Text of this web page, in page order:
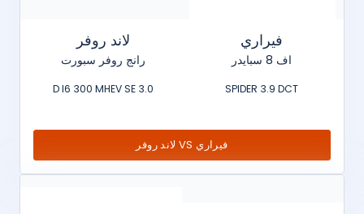
فيراري
اف 8 سبايدر
SPIDER 3.9 DCT
لاند روفر
رانج روفر سبورت
3.0 D I6 300 MHEV SE
فيراري VS لاند روفر